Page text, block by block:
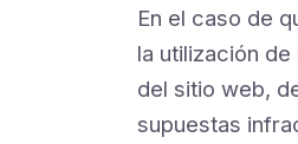
En el caso de
la utilización
del sitio web,
supuestas